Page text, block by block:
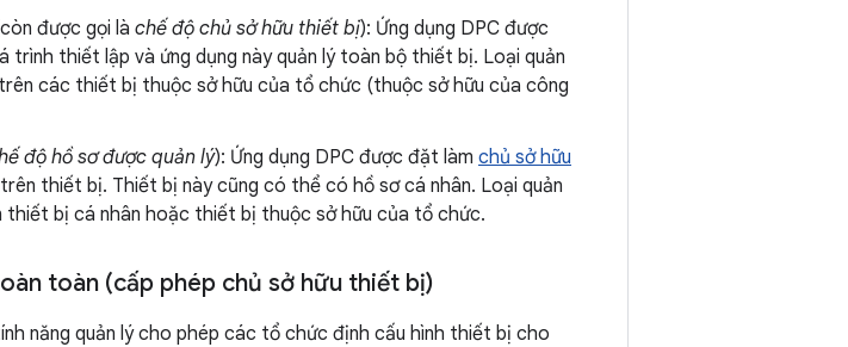
được gọi là chế độ chủ sở hữu thiết bị): Ứng dụng DPC được
trình thiết lập và ứng dụng này quản lý toàn bộ thiết bị. Loại quản
các thiết bị thuộc sở hữu của tổ chức (thuộc sở hữu của công
độ hồ sơ được quản lý): Ứng dụng DPC được đặt làm chủ sở hữu
thiết bị. Thiết bị này cũng có thể có hồ sơ cá nhân. Loại quản
bị cá nhân hoặc thiết bị thuộc sở hữu của tổ chức.
toàn (cấp phép chủ sở hữu thiết bị)
năng quản lý cho phép các tổ chức định cấu hình thiết bị cho